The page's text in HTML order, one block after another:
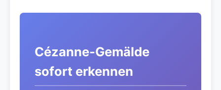
Cézanne-Gemälde
sofort erkennen